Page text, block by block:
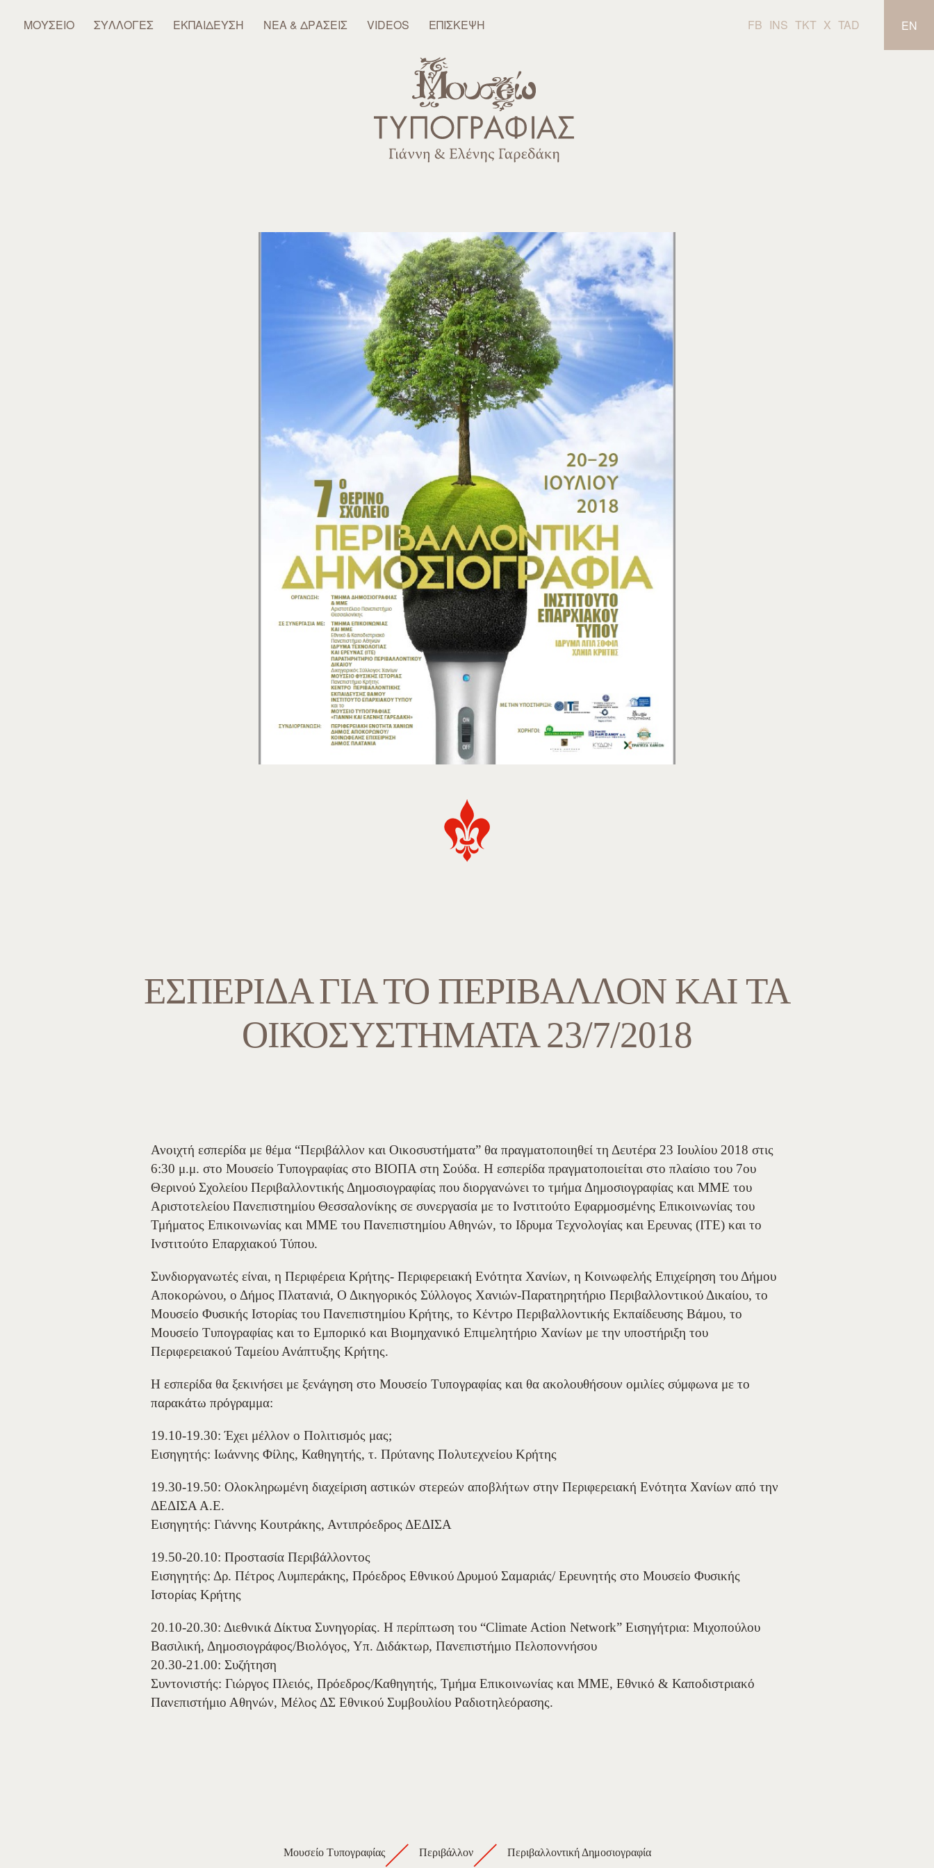
ΜΟΥΣΕΊΟ ΣΥΛΛΟΓΈΣ ΕΚΠΑΊΔΕΥΣΗ ΝΈΑ & ΔΡΆΣΕΙΣ VIDEOS ΕΠΊΣΚΕΨΗ FB INS TKT X TAD EN
ΕΣΠΕΡΊΔΑ ΓΙΑ ΤΟ ΠΕΡΙΒΆΛΛΟΝ ΚΑΙ ΤΑ
ΟΙΚΟΣΥΣΤΉΜΑΤΑ 23/7/2018
Ανοιχτή εσπερίδα με θέμα “Περιβάλλον και Οικοσυστήματα” θα πραγματοποιηθεί τη Δευτέρα 23 Ιουλίου 2018 στις
6:30 μ.μ. στο Μουσείο Τυπογραφίας στο ΒΙΟΠΑ στη Σούδα. Η εσπερίδα πραγματοποιείται στο πλαίσιο του 7ου
Θερινού Σχολείου Περιβαλλοντικής Δημοσιογραφίας που διοργανώνει το τμήμα Δημοσιογραφίας και ΜΜΕ του
Αριστοτελείου Πανεπιστημίου Θεσσαλονίκης σε συνεργασία με το Ινστιτούτο Εφαρμοσμένης Επικοινωνίας του
Τμήματος Επικοινωνίας και ΜΜΕ του Πανεπιστημίου Αθηνών, το Ιδρυμα Τεχνολογίας και Ερευνας (ΙΤΕ) και το
Ινστιτούτο Επαρχιακού Τύπου.
Συνδιοργανωτές είναι, η Περιφέρεια Κρήτης- Περιφερειακή Ενότητα Χανίων, η Κοινωφελής Επιχείρηση του Δήμου
Αποκορώνου, ο Δήμος Πλατανιά, Ο Δικηγορικός Σύλλογος Χανιών-Παρατηρητήριο Περιβαλλοντικού Δικαίου, το
Μουσείο Φυσικής Ιστορίας του Πανεπιστημίου Κρήτης, το Κέντρο Περιβαλλοντικής Εκπαίδευσης Βάμου, το
Μουσείο Τυπογραφίας και το Εμπορικό και Βιομηχανικό Επιμελητήριο Χανίων με την υποστήριξη του
Περιφερειακού Ταμείου Ανάπτυξης Κρήτης.
Η εσπερίδα θα ξεκινήσει με ξενάγηση στο Μουσείο Τυπογραφίας και θα ακολουθήσουν ομιλίες σύμφωνα με το
παρακάτω πρόγραμμα:
19.10-19.30: Έχει μέλλον ο Πολιτισμός μας;
Εισηγητής: Ιωάννης Φίλης, Καθηγητής, τ. Πρύτανης Πολυτεχνείου Κρήτης
19.30-19.50: Ολοκληρωμένη διαχείριση αστικών στερεών αποβλήτων στην Περιφερειακή Ενότητα Χανίων από την
ΔΕΔΙΣΑ Α.Ε.
Εισηγητής: Γιάννης Κουτράκης, Αντιπρόεδρος ΔΕΔΙΣΑ
19.50-20.10: Προστασία Περιβάλλοντος
Εισηγητής: Δρ. Πέτρος Λυμπεράκης, Πρόεδρος Εθνικού Δρυμού Σαμαριάς/ Ερευνητής στο Μουσείο Φυσικής
Ιστορίας Κρήτης
20.10-20.30: Διεθνικά Δίκτυα Συνηγορίας. Η περίπτωση του “Climate Action Network” Εισηγήτρια: Μιχοπούλου
Βασιλική, Δημοσιογράφος/Βιολόγος, Υπ. Διδάκτωρ, Πανεπιστήμιο Πελοποννήσου
20.30-21.00: Συζήτηση
Συντονιστής: Γιώργος Πλειός, Πρόεδρος/Καθηγητής, Τμήμα Επικοινωνίας και ΜΜΕ, Εθνικό & Καποδιστριακό
Πανεπιστήμιο Αθηνών, Μέλος ΔΣ Εθνικού Συμβουλίου Ραδιοτηλεόρασης.
Μουσείο Τυπογραφίας Περιβάλλον Περιβαλλοντική Δημοσιογραφία